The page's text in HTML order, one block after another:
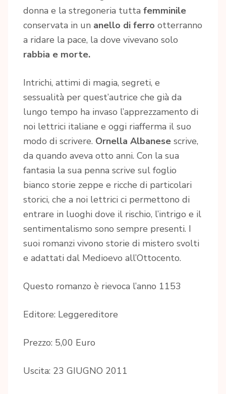
donna e la stregoneria tutta femminile
conservata in un anello di ferro otterranno
a ridare la pace, la dove vivevano solo
rabbia e morte.
Intrichi, attimi di magia, segreti, e
sessualità per quest’autrice che già da
lungo tempo ha invaso l’apprezzamento di
noi lettrici italiane e oggi riafferma il suo
modo di scrivere. Ornella Albanese scrive,
da quando aveva otto anni. Con la sua
fantasia la sua penna scrive sul foglio
bianco storie zeppe e ricche di particolari
storici, che a noi lettrici ci permettono di
entrare in luoghi dove il rischio, l’intrigo e il
sentimentalismo sono sempre presenti. I
suoi romanzi vivono storie di mistero svolti
e adattati dal Medioevo all’Ottocento.
Questo romanzo è rievoca l’anno 1153
Editore: Leggereditore
Prezzo: 5,00 Euro
Uscita: 23 GIUGNO 2011